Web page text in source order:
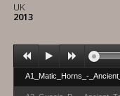
UK
2013
A1_Matic_Horns_-